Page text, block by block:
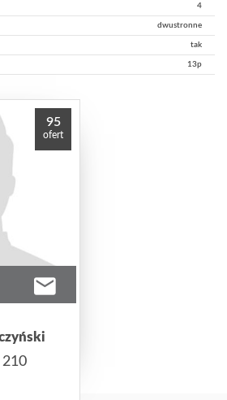
4
dwustronne
tak
13p
95
ofert